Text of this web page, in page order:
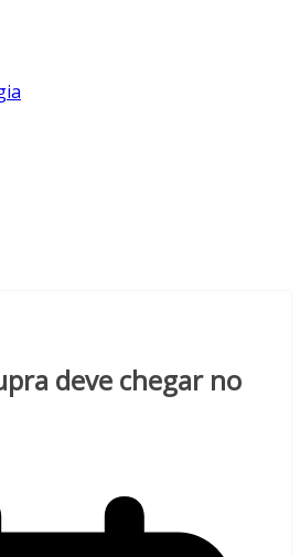
deve chegar no